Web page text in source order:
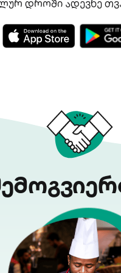
დროში ადევნე